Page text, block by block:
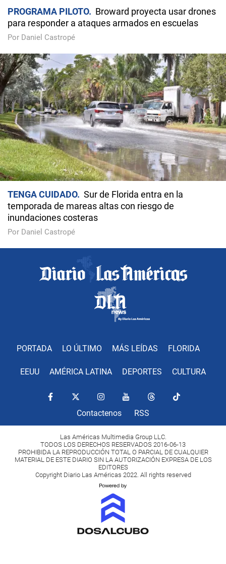
PROGRAMA PILOTO
Broward proyecta usar drones
para responder a ataques armados en escuelas
Por Daniel Castropé
TENGA CUIDADO
Sur de Florida entra en la
temporada de mareas altas con riesgo de
inundaciones costeras
Por Daniel Castropé
PORTADA LO ÚLTIMO MÁS LEÍDAS FLORIDA
EEUU AMÉRICA LATINA DEPORTES CULTURA
Contactenos RSS
Las Américas Multimedia Group LLC.
TODOS LOS DERECHOS RESERVADOS 2016-06-13
PROHIBIDA LA REPRODUCCIÓN TOTAL O PARCIAL DE CUALQUIER
MATERIAL DE ESTE DIARIO SIN LA AUTORIZACIÓN EXPRESA DE LOS
EDITORES
Copyright Diario Las Américas 2022. All rights reserved